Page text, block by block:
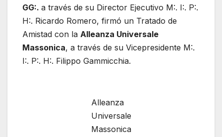
GG:. a través de su Director Ejecutivo M:. I:. P:.
H:. Ricardo Romero, firmó un Tratado de
Amistad con la Alleanza Universale
Massonica, a través de su Vicepresidente M:.
I:. P:. H:. Filippo Gammicchia.
Alleanza
Universale
Massonica